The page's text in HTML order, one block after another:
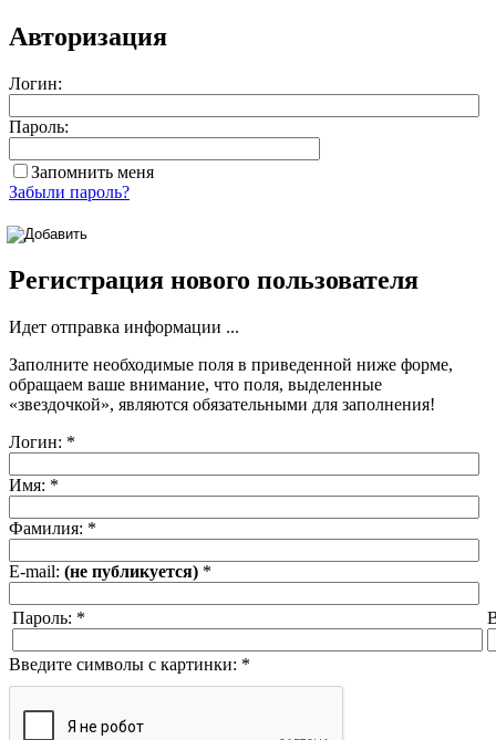
Авторизация
Логин:
Пароль:
Запомнить меня
Забыли пароль?
Регистрация нового пользователя
Идет отправка информации ...
Заполните необходимые поля в приведенной ниже форме,
обращаем ваше внимание, что поля, выделенные
«звездочкой», являются обязательными для заполнения!
Логин: *
Имя: *
Фамилия: *
E-mail: (не публикуется) *
Пароль: *
Введите символы с картинки: *